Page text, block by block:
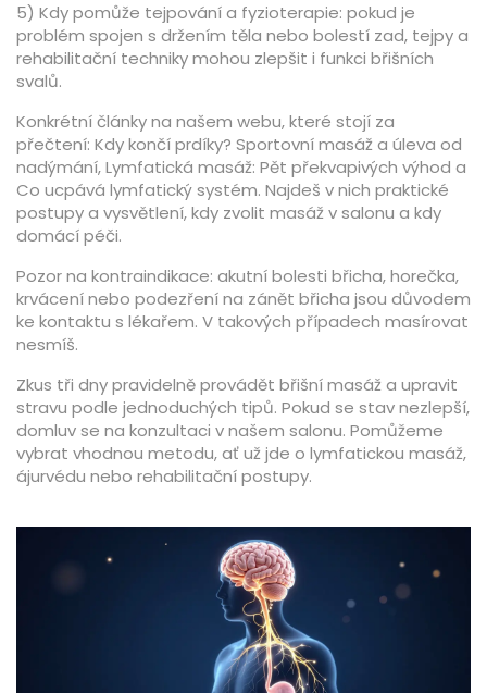
5) Kdy pomůže tejpování a fyzioterapie: pokud je
problém spojen s držením těla nebo bolestí zad, tejpy a
rehabilitační techniky mohou zlepšit i funkci břišních
svalů.
Konkrétní články na našem webu, které stojí za
přečtení: Kdy končí prdíky? Sportovní masáž a úleva od
nadýmání, Lymfatická masáž: Pět překvapivých výhod a
Co ucpává lymfatický systém. Najdeš v nich praktické
postupy a vysvětlení, kdy zvolit masáž v salonu a kdy
domácí péči.
Pozor na kontraindikace: akutní bolesti břicha, horečka,
krvácení nebo podezření na zánět břicha jsou důvodem
ke kontaktu s lékařem. V takových případech masírovat
nesmíš.
Zkus tři dny pravidelně provádět břišní masáž a upravit
stravu podle jednoduchých tipů. Pokud se stav nezlepší,
domluv se na konzultaci v našem salonu. Pomůžeme
vybrat vhodnou metodu, ať už jde o lymfatickou masáž,
ájurvédu nebo rehabilitační postupy.